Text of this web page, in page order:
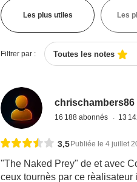
Les plus utiles Les
Filtrer par : Toutes les notes
chrischambers86
16 188 abonnés 13
3,5 Publiée le 4 juillet
"The Naked Prey" de et avec
ceux tournès par ce